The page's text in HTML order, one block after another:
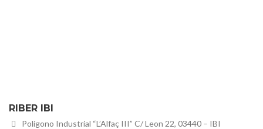
RIBER IBI
Polígono Industrial “L’Alfaç III” C/ Leon 22, 03440 – IBI